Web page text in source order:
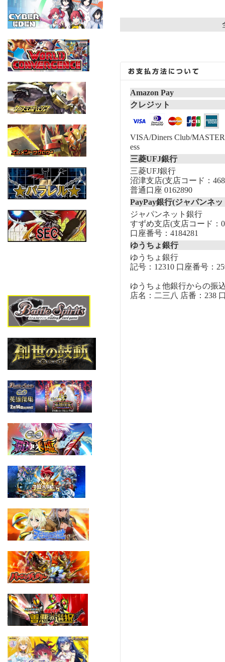
Amazon Pay
クレジット
VISA/Diners Club/
ess
三菱UFJ銀行
三菱UFJ銀行
沼津支店(支店コード：
普通口座 0162890
PayPay銀行(ジャパンネ
ジャパンネット銀行
すずめ支店(支店コード：
口座番号：4184281
ゆうちょ銀行
ゆうちょ銀行
記号：12310 口座番号：
ゆうちょ他銀行からの振
店名：二三八 店番：238